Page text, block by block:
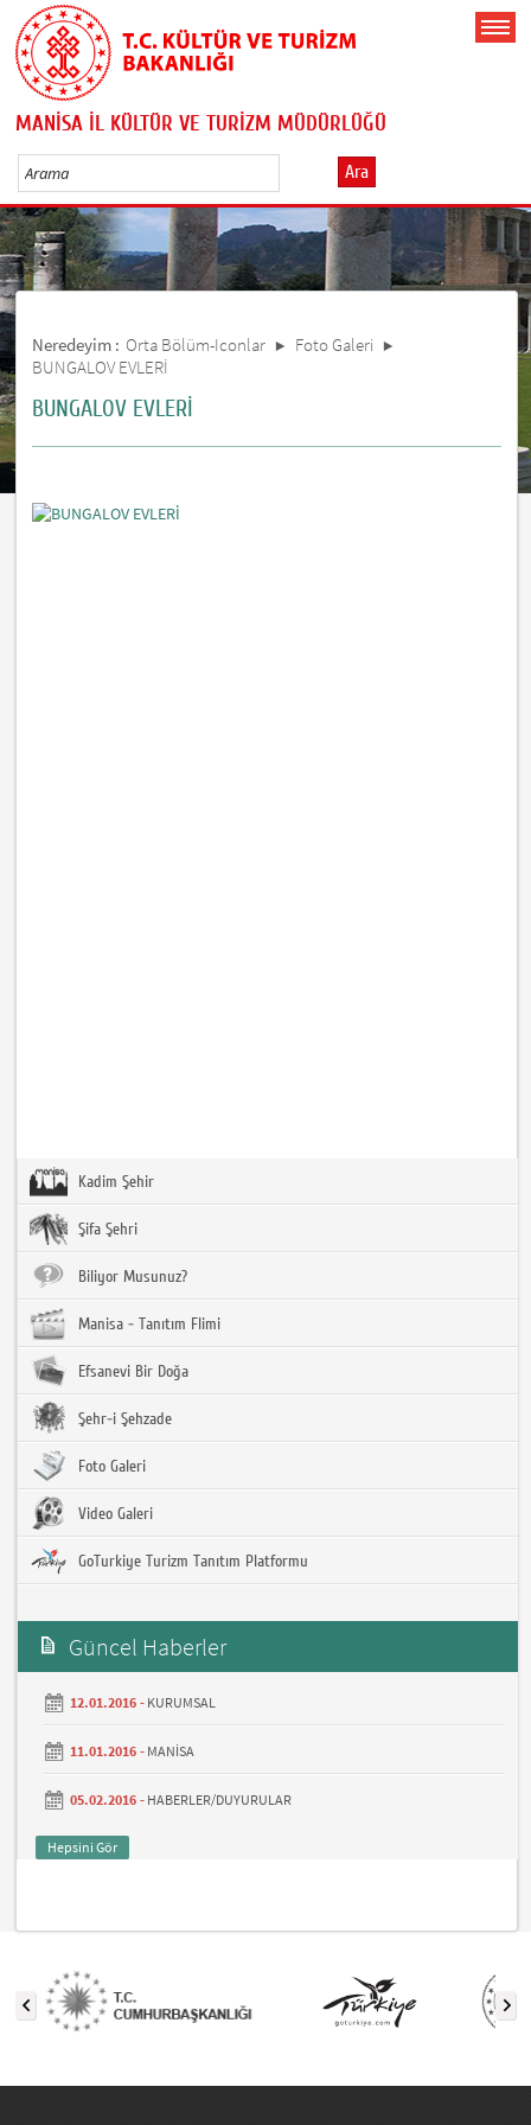
MANİSA İL KÜLTÜR VE TURİZM MÜDÜRLÜĞÜ
Ara
Neredeyim : Orta Bölüm-Iconlar
Foto Galeri
BUNGALOV EVLERİ
BUNGALOV EVLERİ
Kadim Şehir
Şifa Şehri
Biliyor Musunuz?
Manisa - Tanıtım Flimi
Efsanevi Bir Doğa
Şehr-i Şehzade
Foto Galeri
Video Galeri
GoTurkiye Turizm Tanıtım Platformu
Güncel Haberler
12.01.2016 - KURUMSAL
11.01.2016 - MANİSA
05.02.2016 - HABERLER/DUYURULAR
Hepsini Gör